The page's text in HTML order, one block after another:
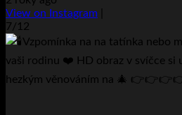
View on Instagram
7/12